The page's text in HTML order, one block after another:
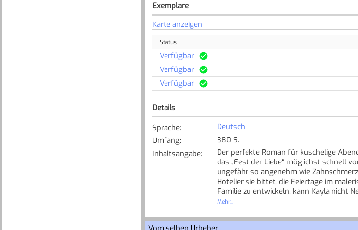
Exemplare
Karte anzeigen
Status
Verfügbar
Verfügbar
Verfügbar
Details
Sprache:
Deutsch
Umfang:
380 S.
Inhaltsangabe:
Der perfekte Roman für kuschelige
das „Fest der Liebe“ möglichst schnell
ungefähr so angenehm wie
Hotelier sie bittet, die Feiertage im
Familie zu entwickeln, kann Kayla nicht
luxuriöse Blockhütte, in der er sie
Mehr...
Vom selben Urheber